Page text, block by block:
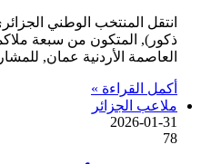
انتقل المنتخب الوطني
ذكور), المتكون من سبعة
العاصمة الأردنية عمان,
أكمل القراءة »
ملاعب الجزائر
2026-01-31
78